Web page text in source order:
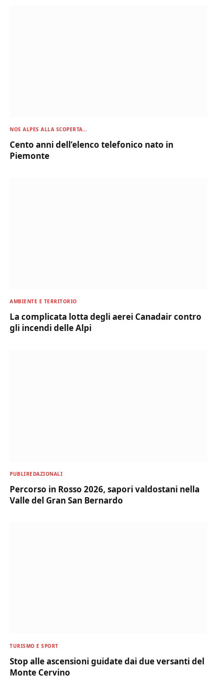
NOS ALPES ALLA SCOPERTA…
Cento anni dell’elenco telefonico nato in
Piemonte
AMBIENTE E TERRITORIO
La complicata lotta degli aerei Canadair contro
gli incendi delle Alpi
PUBLIREDAZIONALI
Percorso in Rosso 2026, sapori valdostani nella
Valle del Gran San Bernardo
TURISMO E SPORT
Stop alle ascensioni guidate dai due versanti del
Monte Cervino